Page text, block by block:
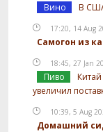
Вино В
17:20, 14 Aug
Самогон из
18:45, 27 Jan
Пиво
увеличил
10:39, 5 Aug
Домашний